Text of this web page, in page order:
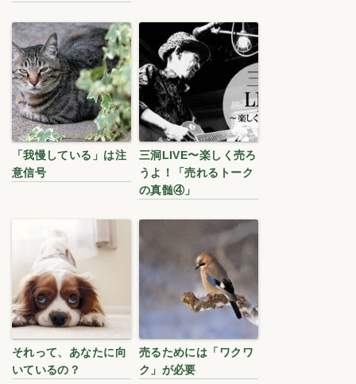
「我慢している」は注
意信号
三洞LIVE〜楽しく売ろ
うよ！「売れるトーク
の真髄④」
それって、あなたに向
いているの？
売るためには「ワクワ
ク」が必要